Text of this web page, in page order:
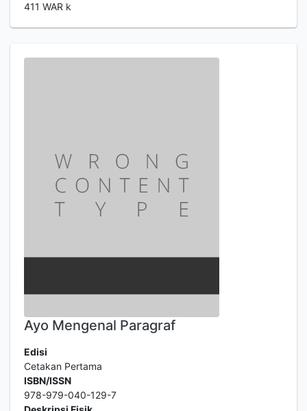
411 WAR k
Ayo Mengenal Paragraf
Edisi
Cetakan Pertama
ISBN/ISSN
978-979-040-129-7